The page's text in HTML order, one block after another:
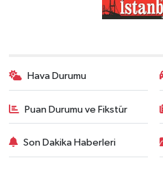
Hava Durumu
Puan Durumu ve Fikstür
Son Dakika Haberleri